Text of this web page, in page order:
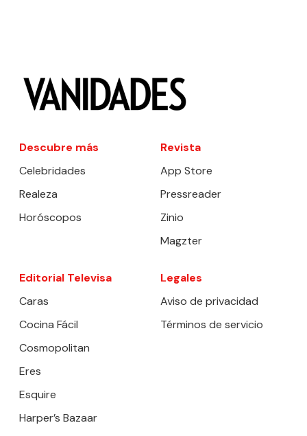
Descubre más
Celebridades
Realeza
Horóscopos
Revista
App Store
Pressreader
Zinio
Magzter
Editorial Televisa
Caras
Cocina Fácil
Cosmopolitan
Eres
Esquire
Harper’s Bazaar
Legales
Aviso de privacidad
Términos de servicio